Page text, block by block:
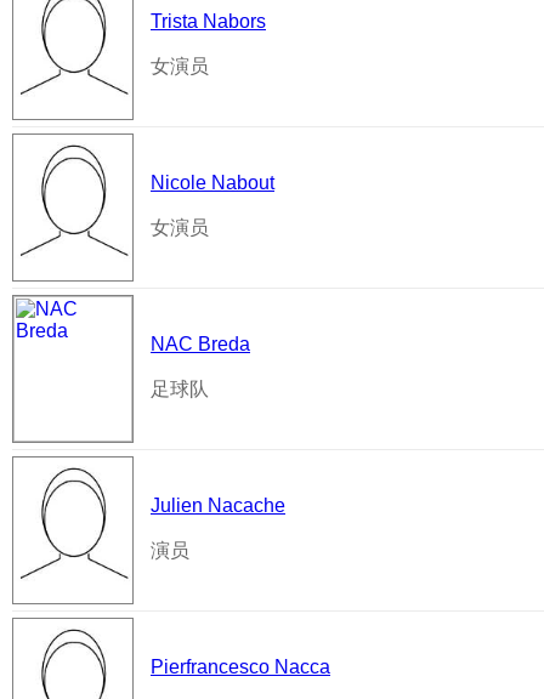
Trista Nabors
女演员
Nicole Nabout
女演员
NAC Breda
足球队
Julien Nacache
演员
Pierfrancesco Nacca